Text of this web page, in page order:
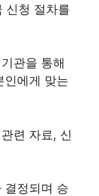
신청 절차를
관을 통해
인에게 맞는
련 자료, 신
결정되며 승